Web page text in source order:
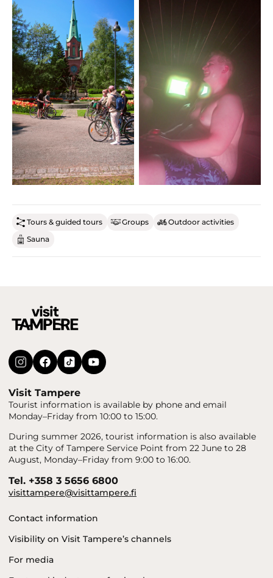
Tours & guided tours Groups
Outdoor activities
Sauna
Visit Tampere
Tourist information is available by phone and email
Monday–Friday from 10:00 to 15:00.
During summer 2026, tourist information is also available
at the City of Tampere Service Point from 22 June to 28
August, Monday–Friday from 9:00 to 16:00.
Tel. +358 3 5656 6800
visittampere@visittampere.fi
Contact information
Visibility on Visit Tampere’s channels
For media